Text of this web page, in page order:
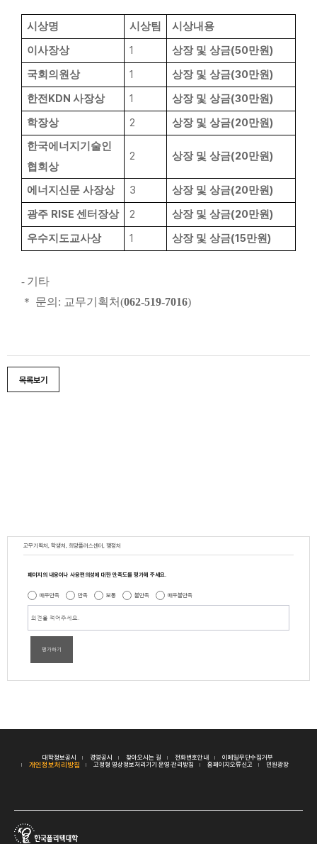
시상명 시상팀 시상내용
이사장상 1 상장 및 상금(50만원)
국회의원상 1 상장 및 상금(30만원)
한전 KDN 사장상 1 상장 및 상금(30만원)
학장상 2 상장 및 상금(20만원)
한국에너지기술인
협회상
2 상장 및 상금(20만원)
에너지신문 사장상 3 상장 및 상금(20만원)
광주 RISE 센터장상 2 상장 및 상금(20만원)
우수지도교사상 1 상장 및 상금(15만원)
- 기타
＊ 문의 : 교무기획처(062-519-7016)
목록보기
교무기획처, 학생처, 희망플러스센터, 행정처
페이지의 내용이나 사용편의성에 대한 만족도를 평가해 주세요.
매우만족 만족 보통 불만족 매우불만족
평가하기
대학정보공시 경영공시 찾아오시는 길 전화번호안내 이메일무단수집거부
개인정보처리방침 고정형 영상정보처리기기 운영·관리방침 홈페이지오류신고 민원광장